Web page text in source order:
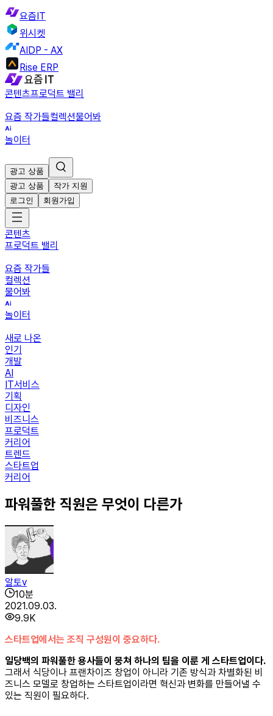
요즘IT
위시켓
AIDP - AX
Rise ERP
콘텐츠프로덕트 밸리
요즘 작가들컬렉션물어봐
놀이터
광고 상품
광고 상품
작가 지원
로그인
회원가입
콘텐츠
프로덕트 밸리
요즘 작가들
컬렉션
물어봐
놀이터
새로 나온
인기
개발
AI
IT서비스
기획
디자인
비즈니스
프로덕트
커리어
트렌드
스타트업
커리어
파워풀한 직원은 무엇이 다른가
알토v
10분
2021.09.03.
9.9K
스타트업에서는 조직 구성원이 중요하다.
일당백의 파워풀한 용사들이 뭉쳐 하나의 팀을 이룬 게 스타트업이다.
그래서 식당이나 프랜차이즈 창업이 아니라 기존 방식과 차별화된 비
즈니스 모델로 창업하는 스타트업이라면 혁신과 변화를 만들어낼 수
있는 직원이 필요하다.